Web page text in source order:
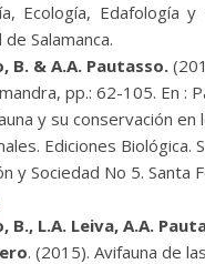
Ecología, Edafología y
Salamanca.
B. & A.A. Pautasso.
pp.: 62-105. En :
y su conservación en
Ediciones Biológica.
y Sociedad No 5. Santa
B., L.A. Leiva, A.A.
. (2015). Avifauna de